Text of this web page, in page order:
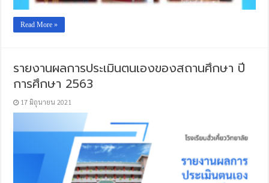
Read More »
รายงานผลการประเมินตนเองของสถานศึกษา ปี
การศึกษา 2563
17 มิถุนายน 2021